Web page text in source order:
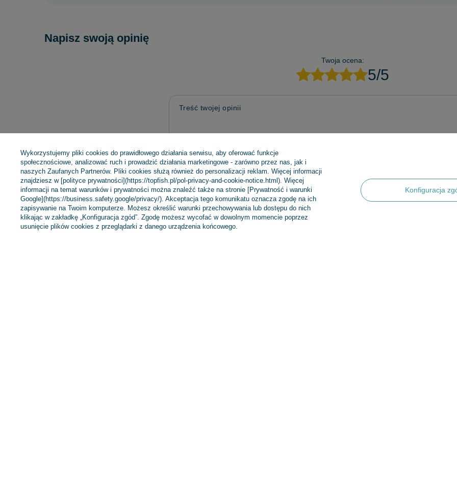
Napisz swoją opinię
Twoja ocena:
5/5
Treść twojej opinii
Dodaj własne zdjęcie produktu:
Twoje imię
Wykorzystujemy pliki cookies do prawidłowego działania serwisu, aby oferować funkcje
społecznościowe, analizować ruch i prowadzić działania marketingowe - zarówno przez nas, jak i
naszych Zaufanych Partnerów. Pliki cookies służą również do personalizacji reklam. Więcej informacji
znajdziesz w [polityce prywatności](https://topfish.pl/pol-privacy-and-cookie-notice.html). Więcej
informacji na temat warunków i prywatności można znaleźć także na stronie [Prywatność i warunki
Google](https://business.safety.google/privacy/). Akceptacja tego komunikatu oznacza zgodę na ich
zapisywanie na Twoim komputerze. Możesz określić warunki przechowywania lub dostępu do nich
klikając w zakładkę „Konfiguracja zgód”. Zgodę możesz wycofać w dowolnym momencie poprzez
usunięcie plików cookies z przeglądarki z danego urządzenia końcowego.
Konfiguracja